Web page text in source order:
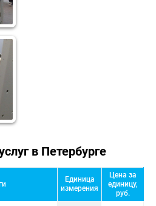
в Петербурге
Единица
измерения
Цена за
единицу,
руб.